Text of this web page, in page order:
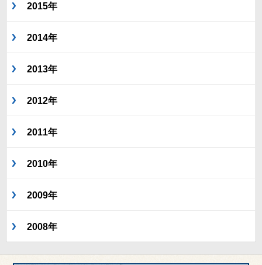
2015年
2014年
2013年
2012年
2011年
2010年
2009年
2008年